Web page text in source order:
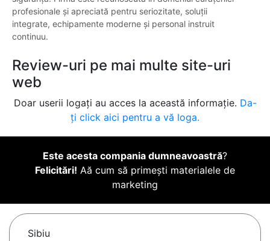
profesionale și apreciată pentru seriozitate, soluții
integrate, echipamente moderne și personal instruit
continuu.
Review-uri pe mai multe site-uri
web
Doar userii logați au acces la această informație. Da-
ți click aici pentru a vă loga.
Este acesta compania dumneavoastră?
Felicitări! Aă cum să primești materialele de
marketing
Sibiu